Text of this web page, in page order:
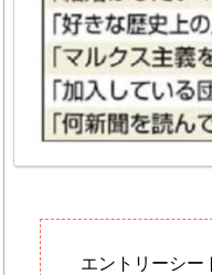
エントリーシー